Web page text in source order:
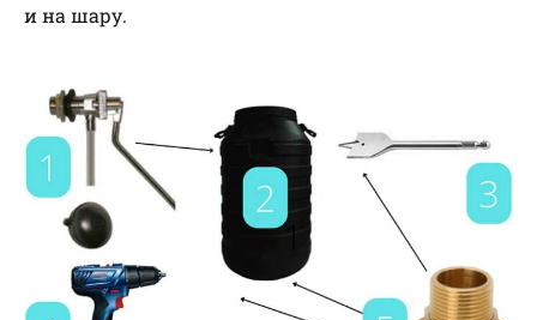
и на шару.